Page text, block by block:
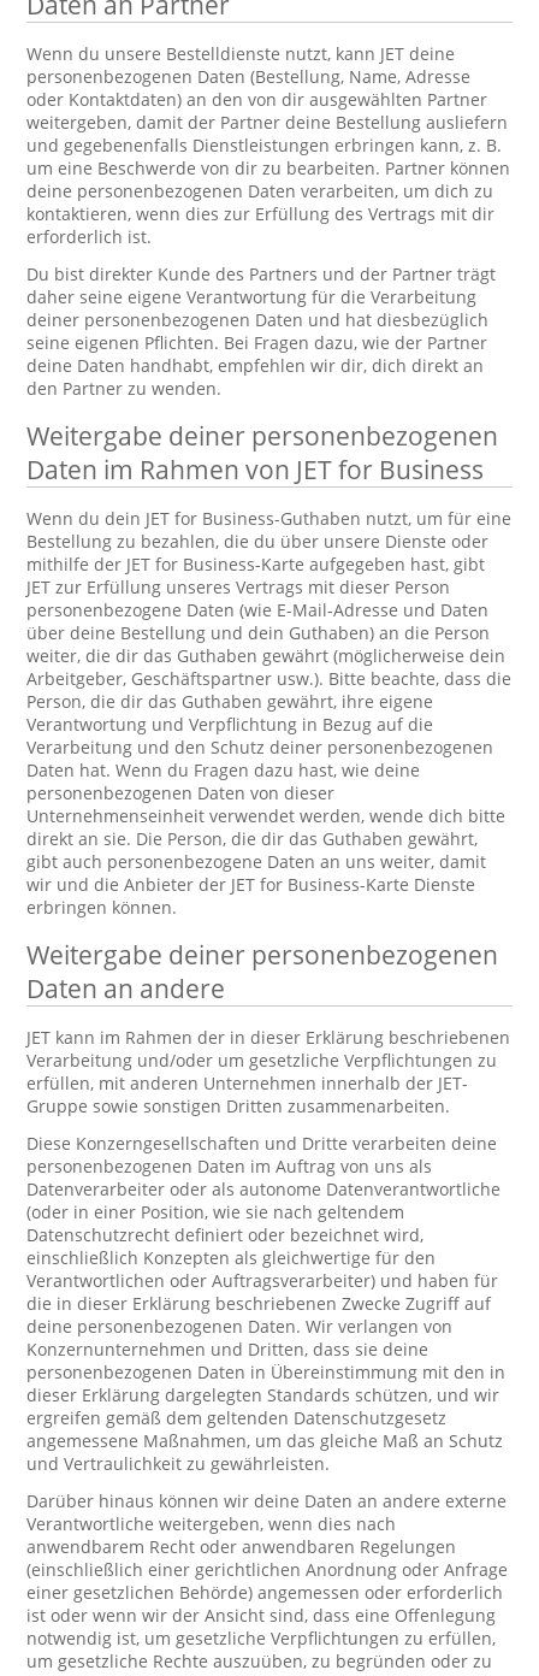
Wenn du unsere Bestelldienste nutzt, kann JET deine
personenbezogenen Daten (Bestellung, Name, Adresse
oder Kontaktdaten) an den von dir ausgewählten Partner
weitergeben, damit der Partner deine Bestellung ausliefern
und gegebenenfalls Dienstleistungen erbringen kann, z. B.
um eine Beschwerde von dir zu bearbeiten. Partner können
deine personenbezogenen Daten verarbeiten, um dich zu
kontaktieren, wenn dies zur Erfüllung des Vertrags mit dir
erforderlich ist.
Du bist direkter Kunde des Partners und der Partner trägt
daher seine eigene Verantwortung für die Verarbeitung
deiner personenbezogenen Daten und hat diesbezüglich
seine eigenen Pflichten. Bei Fragen dazu, wie der Partner
deine Daten handhabt, empfehlen wir dir, dich direkt an
den Partner zu wenden.
Weitergabe deiner personenbezogenen
Daten im Rahmen von JET for Business
Wenn du dein JET for Business-Guthaben nutzt, um für eine
Bestellung zu bezahlen, die du über unsere Dienste oder
mithilfe der JET for Business-Karte aufgegeben hast, gibt
JET zur Erfüllung unseres Vertrags mit dieser Person
personenbezogene Daten (wie E-Mail-Adresse und Daten
über deine Bestellung und dein Guthaben) an die Person
weiter, die dir das Guthaben gewährt (möglicherweise dein
Arbeitgeber, Geschäftspartner usw.). Bitte beachte, dass die
Person, die dir das Guthaben gewährt, ihre eigene
Verantwortung und Verpflichtung in Bezug auf die
Verarbeitung und den Schutz deiner personenbezogenen
Daten hat. Wenn du Fragen dazu hast, wie deine
personenbezogenen Daten von dieser
Unternehmenseinheit verwendet werden, wende dich bitte
direkt an sie. Die Person, die dir das Guthaben gewährt,
gibt auch personenbezogene Daten an uns weiter, damit
wir und die Anbieter der JET for Business-Karte Dienste
erbringen können.
Weitergabe deiner personenbezogenen
Daten an andere
JET kann im Rahmen der in dieser Erklärung beschriebenen
Verarbeitung und/oder um gesetzliche Verpflichtungen zu
erfüllen, mit anderen Unternehmen innerhalb der JET-
Gruppe sowie sonstigen Dritten zusammenarbeiten.
Diese Konzerngesellschaften und Dritte verarbeiten deine
personenbezogenen Daten im Auftrag von uns als
Datenverarbeiter oder als autonome Datenverantwortliche
(oder in einer Position, wie sie nach geltendem
Datenschutzrecht definiert oder bezeichnet wird,
einschließlich Konzepten als gleichwertige für den
Verantwortlichen oder Auftragsverarbeiter) und haben für
die in dieser Erklärung beschriebenen Zwecke Zugriff auf
deine personenbezogenen Daten. Wir verlangen von
Konzernunternehmen und Dritten, dass sie deine
personenbezogenen Daten in Übereinstimmung mit den in
dieser Erklärung dargelegten Standards schützen, und wir
ergreifen gemäß dem geltenden Datenschutzgesetz
angemessene Maßnahmen, um das gleiche Maß an Schutz
und Vertraulichkeit zu gewährleisten.
Darüber hinaus können wir deine Daten an andere externe
Verantwortliche weitergeben, wenn dies nach
anwendbarem Recht oder anwendbaren Regelungen
(einschließlich einer gerichtlichen Anordnung oder Anfrage
einer gesetzlichen Behörde) angemessen oder erforderlich
ist oder wenn wir der Ansicht sind, dass eine Offenlegung
notwendig ist, um gesetzliche Verpflichtungen zu erfüllen,
um gesetzliche Rechte auszuüben, zu begründen oder zu